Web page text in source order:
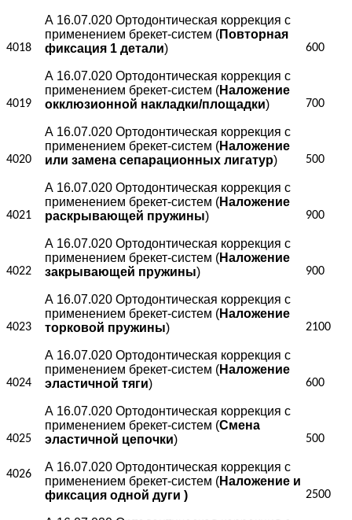
4018
А 16.07.020 Ортодонтическая коррекция с
применением брекет-систем (Повторная
фиксация 1 детали) 600
4019
А 16.07.020 Ортодонтическая коррекция с
применением брекет-систем (Наложение
окклюзионной накладки/площадки) 700
4020
А 16.07.020 Ортодонтическая коррекция с
применением брекет-систем (Наложение
или замена сепарационных лигатур) 500
4021
А 16.07.020 Ортодонтическая коррекция с
применением брекет-систем (Наложение
раскрывающей пружины) 900
4022
А 16.07.020 Ортодонтическая коррекция с
применением брекет-систем (Наложение
закрывающей пружины) 900
4023
А 16.07.020 Ортодонтическая коррекция с
применением брекет-систем (Наложение
торковой пружины) 2100
4024
А 16.07.020 Ортодонтическая коррекция с
применением брекет-систем (Наложение
эластичной тяги) 600
4025
А 16.07.020 Ортодонтическая коррекция с
применением брекет-систем (Смена
эластичной цепочки) 500
4026
А 16.07.020 Ортодонтическая коррекция с
применением брекет-систем (Наложение и
фиксация одной дуги )
2500